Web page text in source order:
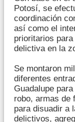
Potosí, se
coordinación
así como el
prioritarios
delictiva en la
Se montaron
diferentes
Guadalupe
robo, armas de
para disuadir a
delictivos,